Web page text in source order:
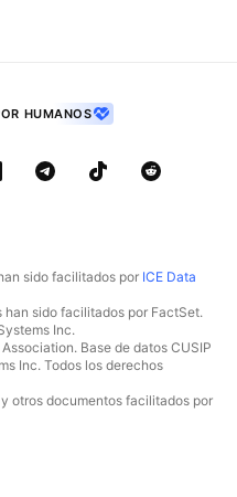
HUMANOS
sido facilitados por ICE Data
sido facilitados por FactSet.
Inc.
Base de datos CUSIP
Inc. Todos los derechos
otros documentos facilitados por